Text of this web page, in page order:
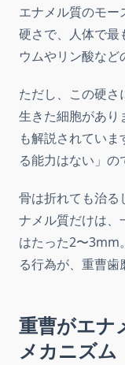
エナメル質のモ
硬さで、人体で最
ウムやリン酸など
ただし、この硬さ
生きた細胞があり
も解説されてい
る能力はない」の
骨は折れても治る
ナメル質だけは、
はたった2〜3mm
る行為が、重曹歯
重曹がエナ
メカニズム